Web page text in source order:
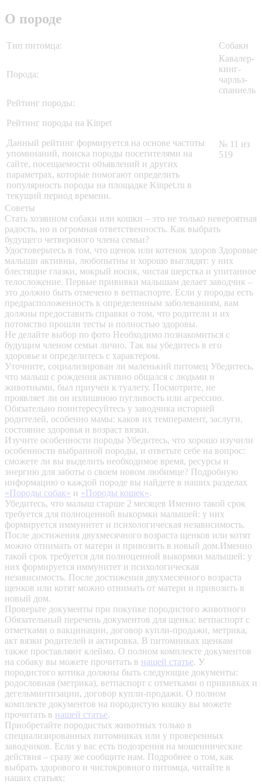
О породе
Тип питомца: Собаки
Порода:
Кавалер-
кинг-
чарльз-
спаниель
Рейтинг породы:
Рейтинг породы на Kinpet
Данный рейтинг формируется на основе частоты
упоминаний, поиска породы посетителями на
сайте, посещаемости объявлений и других
параметрах, которые помогают определить
популярность породы на площадке Kinpet.ru в
текущий период времени.
№ 11 из
519
Советы
Стать хозяином собаки или кошки – это не только невероятная
радость, но и огромная ответственность. Как выбрать
будущего четвероного члена семьи?
Удостоверьтесь в том, что щенок или котенок здоров Здоровые
малыши активны, любопытны и хорошо выглядят: у них
блестящие глазки, мокрый носик, чистая шерстка и упитанное
телосложение. Первые прививки малышам делает заводчик –
это должно быть отмечено в ветпаспорте. Если у породы есть
предрасположенность к определенным заболеваниям, вам
должны предоставить справки о том, что родители и их
потомство прошли тесты и полностью здоровы.
Не делайте выбор по фото Необходимо познакомиться с
будущим членом семьи лично. Так вы убедитесь в его
здоровье и определитесь с характером.
Уточните, социализирован ли маленький питомец Убедитесь,
что малыш с рождения активно общался с людьми и
животными, был приучен к туалету. Посмотрите, не
проявляет ли он излишнюю пугливость или агрессию.
Обязательно поинтересуйтесь у заводчика историей
родителей, особенно мамы: каков их темперамент, заслуги,
состояние здоровья и возраст вязки.
Изучите особенности породы Убедитесь, что хорошо изучили
особенности выбранной породы, и ответьте себе на вопрос:
сможете ли вы выделить необходимое время, ресурсы и
энергию для заботы о своем новом любимце? Подробную
информацию о каждой породе вы найдете в наших разделах
«Породы собак» и «Породы кошек».
Убедитесь, что малыш старше 2 месяцев Именно такой срок
требуется для полноценной выкормки малышей: у них
формируется иммунитет и психологическая независимость.
После достижения двухмесячного возраста щенков или котят
можно отнимать от матери и привозить в новый дом.Именно
такой срок требуется для полноценной выкормки малышей: у
них формируется иммунитет и психологическая
независимость. После достижения двухмесячного возраста
щенков или котят можно отнимать от матери и привозить в
новый дом.
Проверьте документы при покупке породистого животного
Обязательный перечень документов для щенка: ветпаспорт с
отметками о вакцинации, договор купли-продажи, метрика,
акт вязки родителей и актировка. В питомниках щенкам
также проставляют клеймо. О полном комплекте документов
на собаку вы можете прочитать в нашей статье. У
породистого котика должны быть следующие документы:
родословная (метрика), ветпаспорт с отметками о прививках и
дегельминтизации, договор купли-продажи. О полном
комплекте документов на породистую кошку вы можете
прочитать в нашей статье.
Приобретайте породистых животных только в
специализированных питомниках или у проверенных
заводчиков. Если у вас есть подозрения на мошеннические
действия – сразу же сообщите нам. Подробнее о том, как
выбрать здорового и чистокровного питомца, читайте в
наших статьях: